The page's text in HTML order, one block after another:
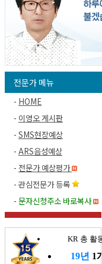
전문가 메뉴
- HOME
- 이영오 게시판
- SMS현장예상
- ARS음성예상
- 전문가 예상평가
-관심전문가 등록
- 문자신청주소 바로복사
KR 총 활
19년 1